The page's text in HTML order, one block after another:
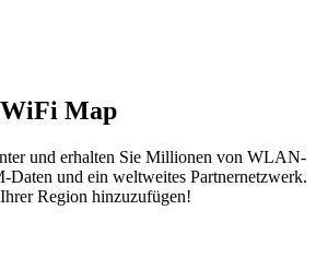
WiFi Map
und erhalten Sie Millionen von WLAN-
Daten und ein weltweites Partnernetzwerk.
Region hinzuzufügen!